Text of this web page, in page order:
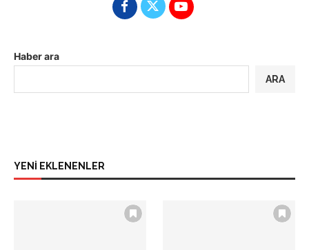
Haber ara
ARA
YENİ EKLENENLER